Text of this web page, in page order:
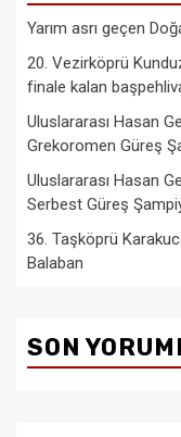
Yarım asrı geçen
20. Vezirköprü
finale kalan
Uluslararası Hasan
Grekoromen Güreş
Uluslararası Hasan
Serbest Güreş
36. Taşköprü
Balaban
SON